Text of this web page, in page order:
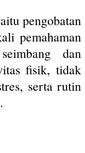
pengobatan
pemahaman
dan
fisik, tidak
serta rutin